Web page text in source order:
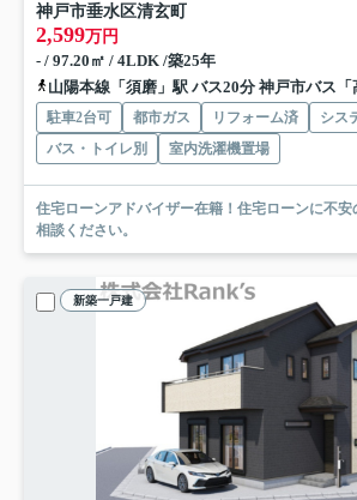
神戸市垂水区清玄町
2,599万円
- / 97.20㎡ / 4LDK /築25年
山陽本線「須磨」駅 バス20分 神戸市バス「高倉
駐車2台可 都市ガス リフォーム済
シス
バス・トイレ別
室内洗濯機置場
住宅ローンアドバイザー在籍！住宅ローンに不
相談ください。
新築一戸建